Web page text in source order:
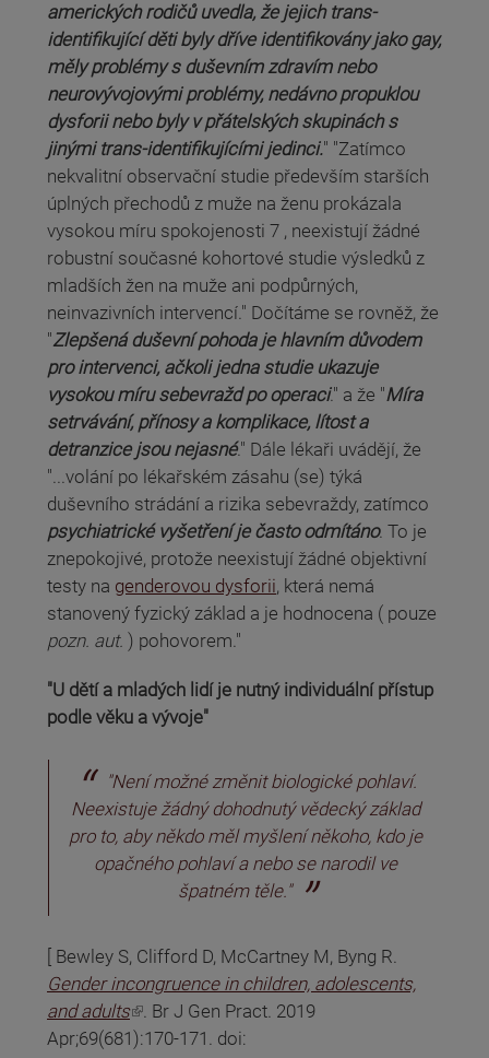
amerických rodičů uvedla, že jejich trans-
identifikující děti byly dříve identifikovány jako gay,
měly problémy s duševním zdravím nebo
neurovývojovými problémy, nedávno propuklou
dysforii nebo byly v přátelských skupinách s
jinými trans-identifikujícími jedinci." "Zatímco
nekvalitní observační studie především starších
úplných přechodů z muže na ženu prokázala
vysokou míru spokojenosti 7 , neexistují žádné
robustní současné kohortové studie výsledků z
mladších žen na muže ani podpůrných,
neinvazivních intervencí." Dočítáme se rovněž, že
"Zlepšená duševní pohoda je hlavním důvodem
pro intervenci, ačkoli jedna studie ukazuje
vysokou míru sebevražd po operaci." a že "Míra
setrvávání, přínosy a komplikace, lítost a
detranzice jsou nejasné." Dále lékaři uvádějí, že
"...volání po lékařském zásahu (se) týká
duševního strádání a rizika sebevraždy, zatímco
psychiatrické vyšetření je často odmítáno. To je
znepokojivé, protože neexistují žádné objektivní
testy na genderovou dysforii, která nemá
stanovený fyzický základ a je hodnocena ( pouze
pozn. aut. ) pohovorem."
"U dětí a mladých lidí je nutný individuální přístup
podle věku a vývoje"
"Není možné změnit biologické pohlaví.
Neexistuje žádný dohodnutý vědecký základ
pro to, aby někdo měl myšlení někoho, kdo je
opačného pohlaví a nebo se narodil ve
špatném těle."
[ Bewley S, Clifford D, McCartney M, Byng R.
Gender incongruence in children, adolescents,
and adults
(odkaz je externí) . Br J Gen Pract. 2019
Apr;69(681):170-171. doi: